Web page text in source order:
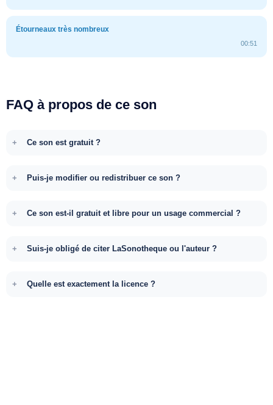
Étourneaux très nombreux
00:51
FAQ à propos de ce son
Ce son est gratuit ?
Puis-je modifier ou redistribuer ce son ?
Ce son est-il gratuit et libre pour un usage commercial ?
Suis-je obligé de citer LaSonotheque ou l'auteur ?
Quelle est exactement la licence ?